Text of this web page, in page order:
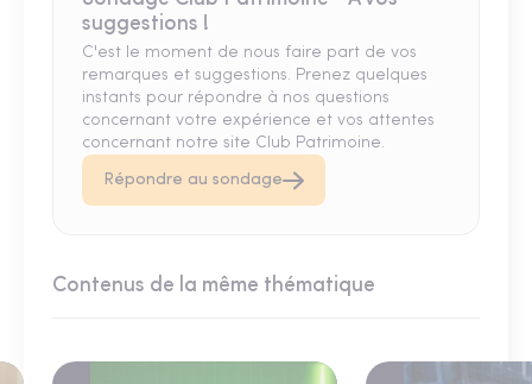
suggestions !
C'est le moment de nous faire part de vos
remarques et suggestions. Prenez quelques
instants pour répondre à nos questions
concernant votre expérience et vos attentes
concernant notre site Club Patrimoine.
Répondre au sondage
Contenus de la même thématique